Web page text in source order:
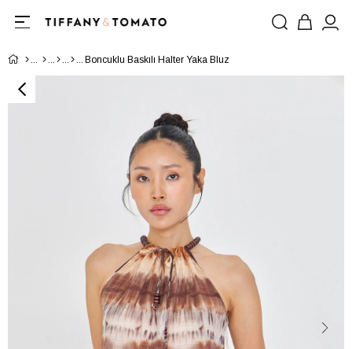
Boncuklu Baskılı Halter Yaka Bluz